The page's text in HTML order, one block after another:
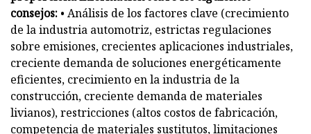
consejos: • Análisis de los factores clave (crecimiento
de la industria automotriz, estrictas regulaciones
sobre emisiones, crecientes aplicaciones industriales,
creciente demanda de soluciones energéticamente
eficientes, crecimiento en la industria de la
construcción, creciente demanda de materiales
livianos), restricciones (altos costos de fabricación,
competencia de materiales sustitutos, limitaciones